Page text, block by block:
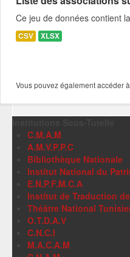
Ce jeu de données contient
CSV XLSX
Vous pouvez également accéder
C.M.A.M
A.M.V.P.P.C
Bibliothèque Nationale
Institut National du
E.N.P.F.M.C.A
Institut de Traduction
Théâtre National
O.T.D.A.V
C.N.C.I
M.A.C.A.M